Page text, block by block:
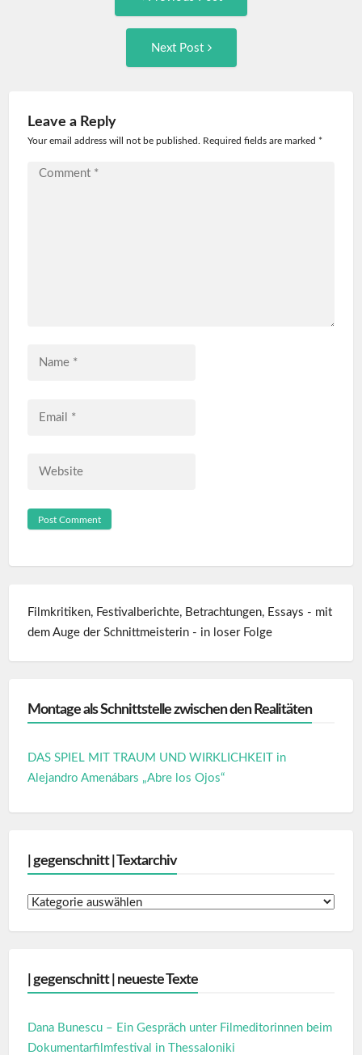
navigation
Next Post
Leave a Reply
Your email address will not be published. Required fields are marked *
Comment
Filmkritiken, Festivalberichte, Betrachtungen, Essays - mit
dem Auge der Schnittmeisterin - in loser Folge
Montage als Schnittstelle zwischen den Realitäten
DAS SPIEL MIT TRAUM UND WIRKLICHKEIT in
Alejandro Amenábars „Abre los Ojos“
| gegenschnitt | Textarchiv
| gegenschnitt | neueste Texte
Dana Bunescu – Ein Gespräch unter Filmeditorinnen beim
Dokumentarfilmfestival in Thessaloniki